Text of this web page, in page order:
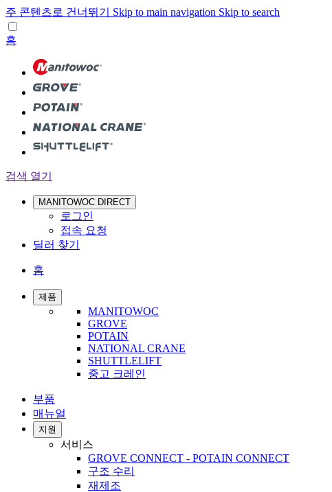
주 콘텐츠로 건너뛰기 Skip to main navigation Skip to search
홈
검색 열기
MANITOWOC DIRECT
로그인
접속 요청
딜러 찾기
홈
제품
MANITOWOC
GROVE
POTAIN
NATIONAL CRANE
SHUTTLELIFT
중고 크레인
부품
매뉴얼
지원
서비스
GROVE CONNECT - POTAIN CONNECT
구조 수리
재제조